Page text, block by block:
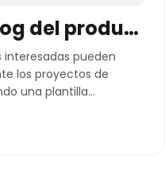
Plantilla de backlog del producto
interesadas pueden
los proyectos de
una plantilla